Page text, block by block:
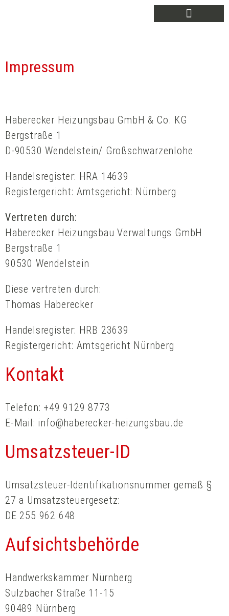
Impressum
Haberecker Heizungsbau GmbH & Co. KG
Bergstraße 1
D-90530 Wendelstein/ Großschwarzenlohe
Handelsregister: HRA 14639
Registergericht: Amtsgericht: Nürnberg
Vertreten durch:
Haberecker Heizungsbau Verwaltungs GmbH
Bergstraße 1
90530 Wendelstein
Diese vertreten durch:
Thomas Haberecker
Handelsregister: HRB 23639
Registergericht: Amtsgericht Nürnberg
Kontakt
Telefon: +49 9129 8773
E-Mail: info@haberecker-heizungsbau.de
Umsatzsteuer-ID
Umsatzsteuer-Identifikationsnummer gemäß §
27 a Umsatzsteuergesetz:
DE 255 962 648
Aufsichtsbehörde
Handwerkskammer Nürnberg
Sulzbacher Straße 11-15
90489 Nürnberg